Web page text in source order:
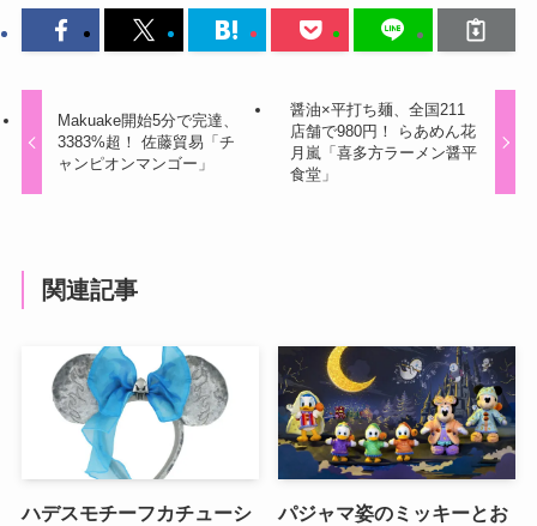
Makuake開始5分で完達、
3383%超！ 佐藤貿易「チ
ャンピオンマンゴー」
醤油×平打ち麺、全国211
店舗で980円！ らあめん花
月嵐「喜多方ラーメン醤平
食堂」
関連記事
ハデスモチーフカチューシ
パジャマ姿のミッキーとお